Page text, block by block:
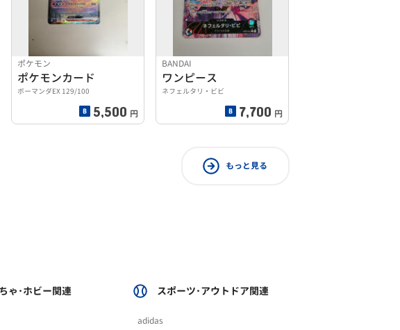
ポケモン
ポケモンカード
ボーマンダEX 129/100
5,500 円
BANDAI
ワンピース
ネフェルタリ・ビビ
7,700 円
もっと見る
ゃ･ホビー関連 スポーツ･アウトドア関連
adidas